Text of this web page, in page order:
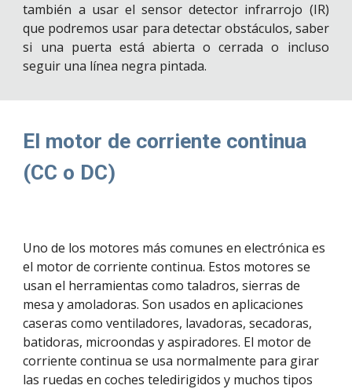
también a usar el sensor detector infrarrojo (IR)
que podremos usar para detectar obstáculos, saber
si una puerta está abierta o cerrada o incluso
seguir una línea negra pintada.
El motor de corriente continua
(CC o DC)
Uno de los motores más comunes en electrónica es
el motor de corriente continua. Estos motores se
usan el herramientas como taladros, sierras de
mesa y amoladoras. Son usados en aplicaciones
caseras como ventiladores, lavadoras, secadoras,
batidoras, microondas y aspiradores. El motor de
corriente continua se usa normalmente para girar
las ruedas en coches teledirigidos y muchos tipos